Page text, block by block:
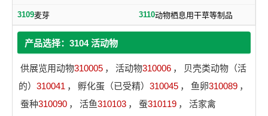
3109麦芽 3110动物栖息用干草等制品
产品选择：3104 活动物
供展览用动物310005 ， 活动物310006 ，
贝壳类动物（活
的） 310041 ， 孵化蛋（已受精） 310045 ， 鱼卵310089 ，
蚕种310090 ， 活鱼310103 ， 蚕310119 ，
活家禽